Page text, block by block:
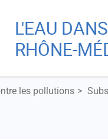
L'EAU
RHÔNE-
les pollutions